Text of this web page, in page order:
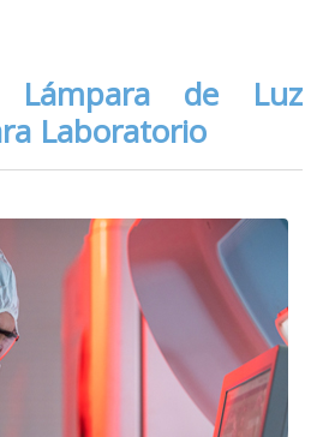
de Luz
Laboratorio